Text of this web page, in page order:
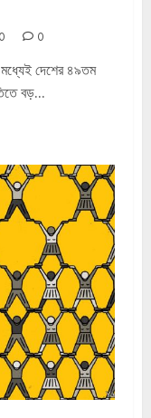
0
দেশের ৪৯তম
বড়...